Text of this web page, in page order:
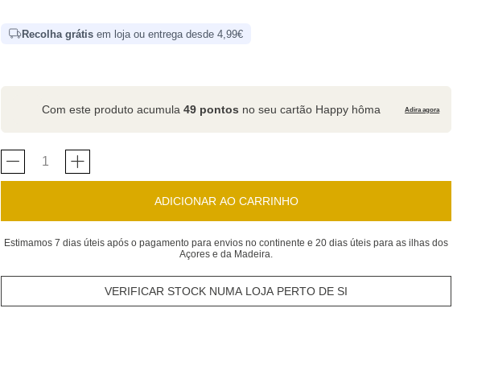
Recolha grátis em loja ou entrega desde 4,99€
Com este produto acumula49 pontos no seu cartão Happy hôma Adira agora
ADICIONAR AO CARRINHO
Estimamos 7 dias úteis após o pagamento para envios no continente e 20 dias úteis para as ilhas dos
Açores e da Madeira.
VERIFICAR STOCK NUMA LOJA PERTO DE SI